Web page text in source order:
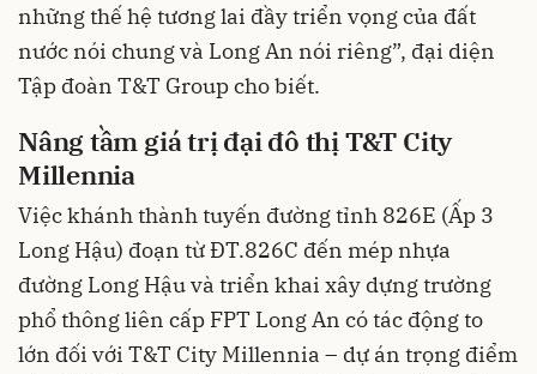
những thế hệ tương lai đầy triển vọng của đất
nước nói chung và Long An nói riêng”, đại diện
Tập đoàn T&T Group cho biết.
Nâng tầm giá trị đại đô thị T&T City
Millennia
Việc khánh thành tuyến đường tỉnh 826E (Ấp 3
Long Hậu) đoạn từ ĐT.826C đến mép nhựa
đường Long Hậu và triển khai xây dựng trường
phổ thông liên cấp FPT Long An có tác động to
lớn đối với T&T City Millennia – dự án trọng điểm